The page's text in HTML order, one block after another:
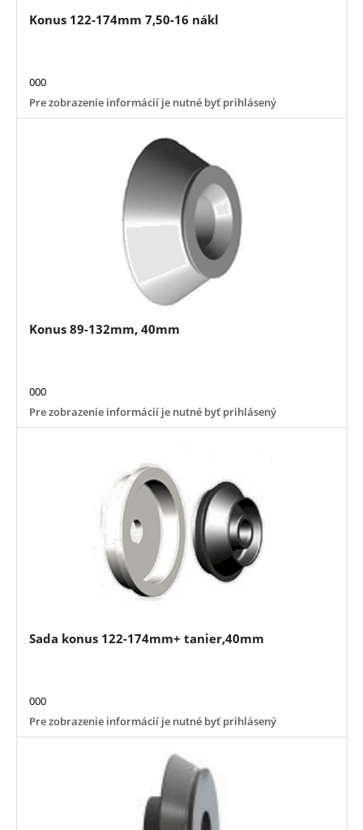
Konus 122-174mm 7,50-16 nákl
000
Pre zobrazenie informácií je nutné byť prihlásený
Konus 89-132mm, 40mm
000
Pre zobrazenie informácií je nutné byť prihlásený
Sada konus 122-174mm+ tanier,40mm
000
Pre zobrazenie informácií je nutné byť prihlásený